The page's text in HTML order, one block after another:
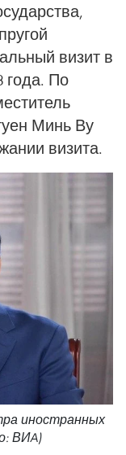
визит в
года. По
Минь Ву
визита.
иностранных
ВИA)